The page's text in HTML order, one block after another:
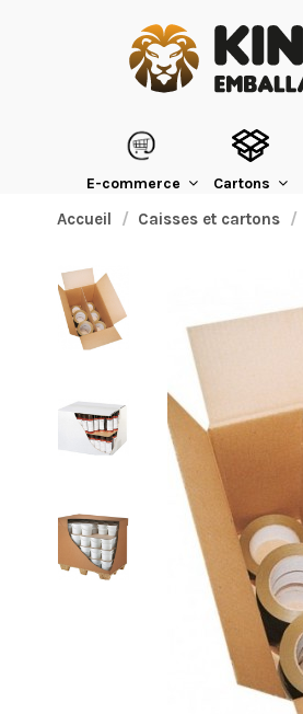
E-commerce Cartons
Accueil Caisses et cartons